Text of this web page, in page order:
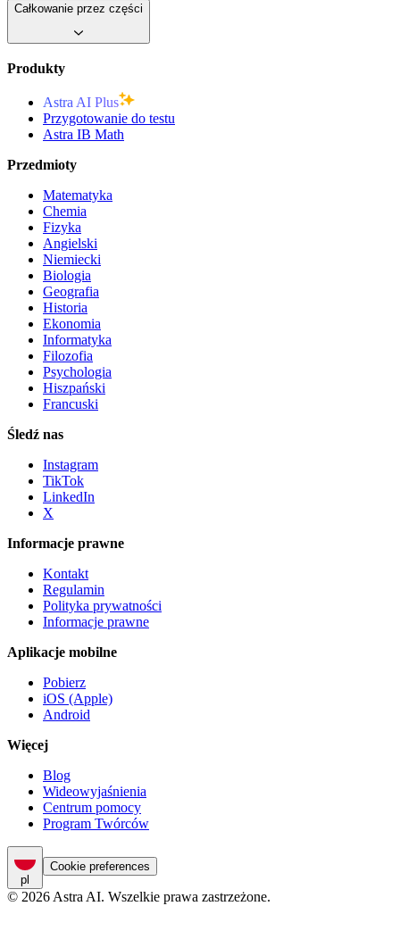
Całkowanie przez części
Produkty
Astra AI Plus
Przygotowanie do testu
Astra IB Math
Przedmioty
Matematyka
Chemia
Fizyka
Angielski
Niemiecki
Biologia
Geografia
Historia
Ekonomia
Informatyka
Filozofia
Psychologia
Hiszpański
Francuski
Śledź nas
Instagram
TikTok
LinkedIn
X
Informacje prawne
Kontakt
Regulamin
Polityka prywatności
Informacje prawne
Aplikacje mobilne
Pobierz
iOS (Apple)
Android
Więcej
Blog
Wideowyjaśnienia
Centrum pomocy
Program Twórców
pl
Cookie preferences
© 2026 Astra AI. Wszelkie prawa zastrzeżone.